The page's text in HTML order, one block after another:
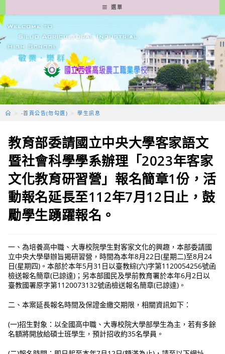
轉
至
要
容
選單
> -首頁公告(勿勾選) > 學生訊息
教育部委請國立中央大學客家語文
暨社會科學學系辦理「2023年客家
文化教育研習營」報名簡章1份，活
動報名延長至112年7月12日止，鼓
勵學生踴躍報名。
一、為培養高中職、大專校院學生對客家文化的興趣，本部委請國
立中央大學舉辦旨揭研習營，時間為本年8月22日(星期二)至8月24
日(星期四)。本部於本年5月31日以臺教綜(六)字第1120054256號函
檢送報名簡章(已諒達)；另本部國民及學前教育署於本年6月2日以
臺教國署原字第1120073132號函檢送報名簡章(已諒達)。
二、本案延長報名時間及保證金繳交期限，相關資訊如下：
(一)招生對象：以全國高中職、大專校院大學部學生為主，若有多餘
名額將開放給碩士班學生，預計招收約35名學員。